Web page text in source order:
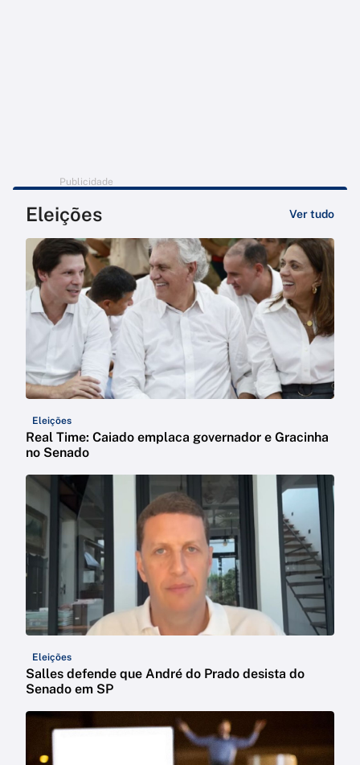
Eleições Ver tudo
Eleições
Real Time: Caiado emplaca governador e Gracinha
no Senado
Eleições
Salles defende que André do Prado desista do
Senado em SP
Publicidade